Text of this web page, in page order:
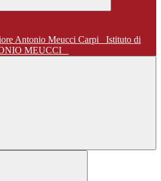
Istituto di
MEUCCI